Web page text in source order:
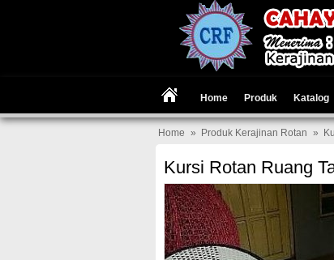
Home Produk Katalog
Home » Produk Kerajinan Rotan »
Kursi Rotan Ruang